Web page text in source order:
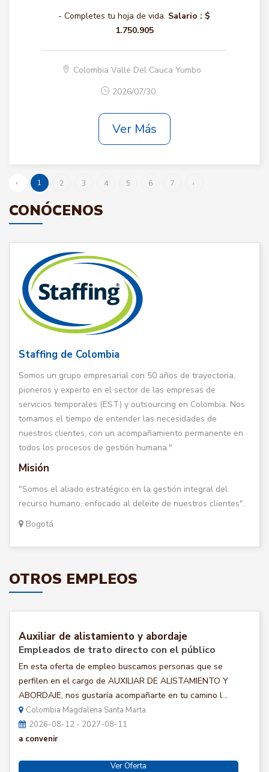
- Completes tu hoja de vida. Salario : $
1.750.905
Colombia Valle Del Cauca Yumbo
2026/07/30
Ver Más
‹ 1 2 3 4 5 6 7 ›
CONÓCENOS
Staffing de Colombia
Somos un grupo empresarial con 50 años de trayectoria,
pioneros y experto en el sector de las empresas de
servicios temporales (EST) y outsourcing en Colombia. Nos
tomamos el tiempo de entender las necesidades de
nuestros clientes, con un acompañamiento permanente en
todos los procesos de gestión humana."
Misión
"Somos el aliado estratégico en la gestión integral del
recurso humano, enfocado al deleite de nuestros clientes".
Bogotá
OTROS EMPLEOS
Auxiliar de alistamiento y abordaje
Empleados de trato directo con el público
En esta oferta de empleo buscamos personas que se
perfilen en el cargo de AUXILIAR DE ALISTAMIENTO Y
ABORDAJE, nos gustaría acompañarte en tu camino l...
Colombia Magdalena Santa Marta
2026-08-12 - 2027-08-11
a convenir
Ver Oferta